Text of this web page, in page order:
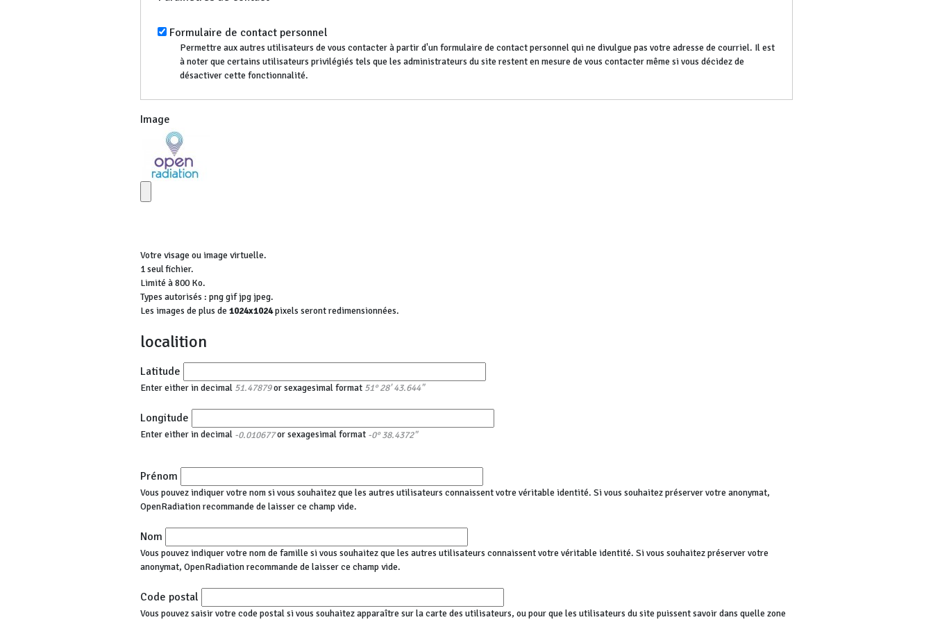
Formulaire de contact personnel
Permettre aux autres utilisateurs de vous contacter à partir d'un formulaire de contact personnel qui ne divulgue pas votre adresse de courriel. Il est
à noter que certains utilisateurs privilégiés tels que les administrateurs du site restent en mesure de vous contacter même si vous décidez de
désactiver cette fonctionnalité.
Image
Votre visage ou image virtuelle.
1 seul fichier.
Limité à 800 Ko.
Types autorisés : png gif jpg jpeg.
Les images de plus de 1024x1024pixels seront redimensionnées.
localition
Latitude
Enter either in decimal 51.47879or sexagesimal format 51° 28' 43.644"
Longitude
Enter either in decimal -0.010677or sexagesimal format -0° 38.4372"
Prénom
Vous pouvez indiquer votre nom si vous souhaitez que les autres utilisateurs connaissent votre véritable identité. Si vous souhaitez préserver votre anonymat,
OpenRadiation recommande de laisser ce champ vide.
Nom
Vous pouvez indiquer votre nom de famille si vous souhaitez que les autres utilisateurs connaissent votre véritable identité. Si vous souhaitez préserver votre
anonymat, OpenRadiation recommande de laisser ce champ vide.
Code postal
Vous pouvez saisir votre code postal si vous souhaitez apparaître sur la carte des utilisateurs, ou pour que les utilisateurs du site puissent savoir dans quelle zone